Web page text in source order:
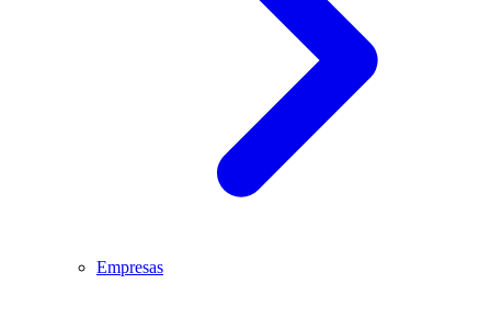
Empresas